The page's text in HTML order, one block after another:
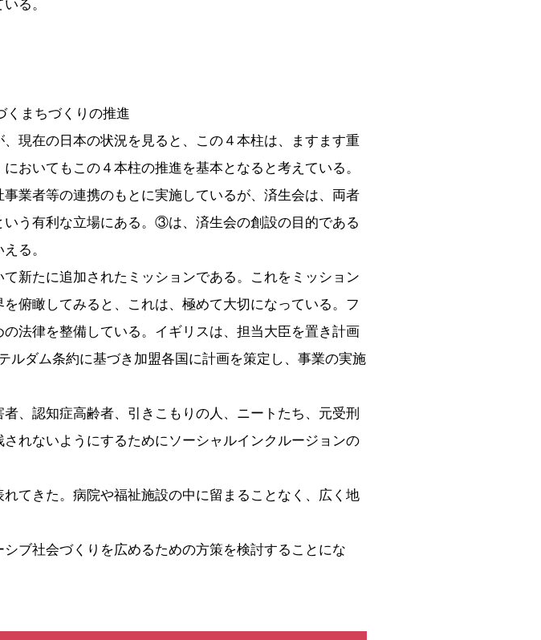
る。
くまちづくりの推進
現在の日本の状況を見ると、この４本柱は、ますます重
おいてもこの４本柱の推進を基本となると考えている。
者等の連携のもとに実施しているが、済生会は、両者
う有利な立場にある。③は、済生会の創設の目的である
る。
新たに追加されたミッションである。これをミッション
俯瞰してみると、これは、極めて大切になっている。フ
法律を整備している。イギリスは、担当大臣を置き計画
ルダム条約に基づき加盟各国に計画を策定し、事業の実施
、認知症高齢者、引きこもりの人、ニートたち、元受刑
れないようにするためにソーシャルインクルージョンの
てきた。病院や福祉施設の中に留まることなく、広く地
ブ社会づくりを広めるための方策を検討することにな